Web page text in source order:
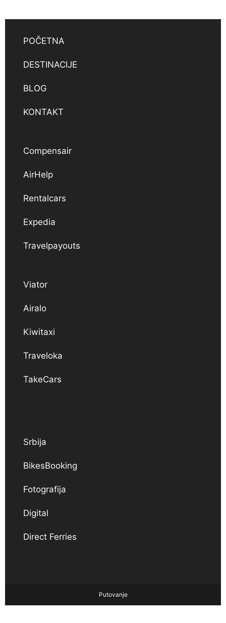
POČETNA
DESTINACIJE
BLOG
KONTAKT
Compensair
AirHelp
Rentalcars
Expedia
Travelpayouts
Viator
Airalo
Kiwitaxi
Traveloka
TakeCars
Srbija
BikesBooking
Fotografija
Digital
Direct Ferries
Putovanje